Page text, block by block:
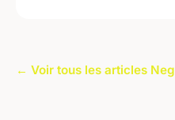
← Voir tous les articles